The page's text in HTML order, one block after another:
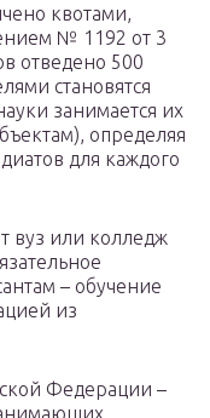
квотами,
№ 1192 от 3
отведено 500
становятся
занимается их
определяя
для каждого
вуз или колледж
– обучение
из
Федерации –